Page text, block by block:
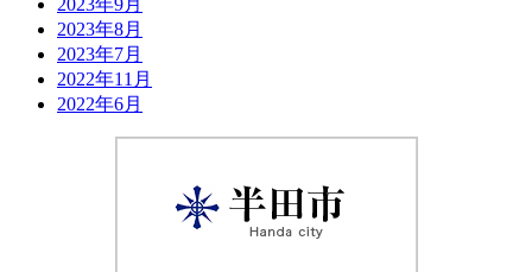
2023年8月
2023年7月
2022年11月
2022年6月